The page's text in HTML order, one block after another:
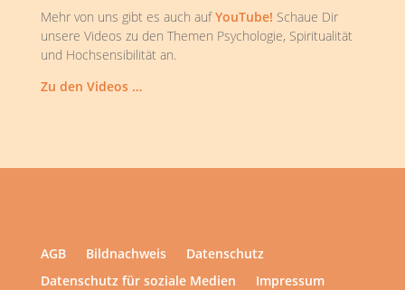
Mehr von uns gibt es auch aufYouTube! Schaue Dir
unsere Videos zu den Themen Psychologie, Spiritualität
und Hochsensibilität an.
Zu den Videos …
AGB Bildnachweis
Datenschutz
Datenschutz für soziale Medien
Impressum